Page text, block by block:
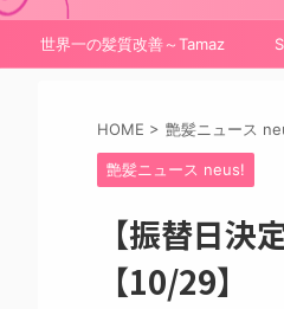
世界一の髪質改善～Tamaz
HOME > 艶髪ニュース
艶髪ニュース neus!
【振替日
【10/29】